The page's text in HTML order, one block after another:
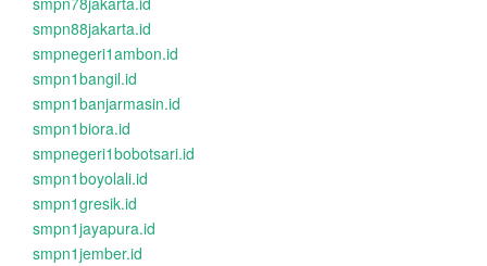
smpn88jakarta.id
smpnegeri1ambon.id
smpn1bangil.id
smpn1banjarmasin.id
smpn1biora.id
smpnegeri1bobotsari.id
smpn1boyolali.id
smpn1gresik.id
smpn1jayapura.id
smpn1jember.id